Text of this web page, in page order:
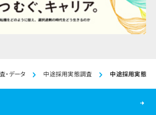
・データ 中途採用実態調査 中途採用実態調